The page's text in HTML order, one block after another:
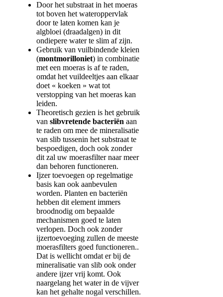
Door het substraat in het moeras
tot boven het wateroppervlak
door te laten komen kan je
algbloei (draadalgen) in dit
ondiepere water te slim af zijn.
Gebruik van vuilbindende kleien
(montmorilloniet) in combinatie
met een moeras is af te raden,
omdat het vuildeeltjes aan elkaar
doet « koeken » wat tot
verstopping van het moeras kan
leiden.
Theoretisch gezien is het gebruik
van slibvretende bacteriën aan
te raden om mee de mineralisatie
van slib tussenin het substraat te
bespoedigen, doch ook zonder
dit zal uw moerasfilter naar meer
dan behoren functioneren.
Ijzer toevoegen op regelmatige
basis kan ook aanbevulen
worden. Planten en bacteriën
hebben dit element immers
broodnodig om bepaalde
mechanismen goed te laten
verlopen. Doch ook zonder
ijzertoevoeging zullen de meeste
moerasfilters goed functioneren..
Dat is wellicht omdat er bij de
mineralisatie van slib ook onder
andere ijzer vrij komt. Ook
naargelang het water in de vijver
kan het gehalte nogal verschillen.